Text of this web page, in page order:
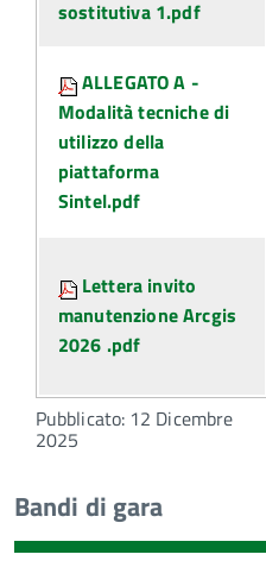
sostitutiva 1.pdf
ALLEGATO A -
Modalità tecniche di
utilizzo della
piattaforma
Sintel.pdf
Lettera invito
manutenzione Arcgis
2026 .pdf
Pubblicato: 12 Dicembre
2025
Bandi di gara